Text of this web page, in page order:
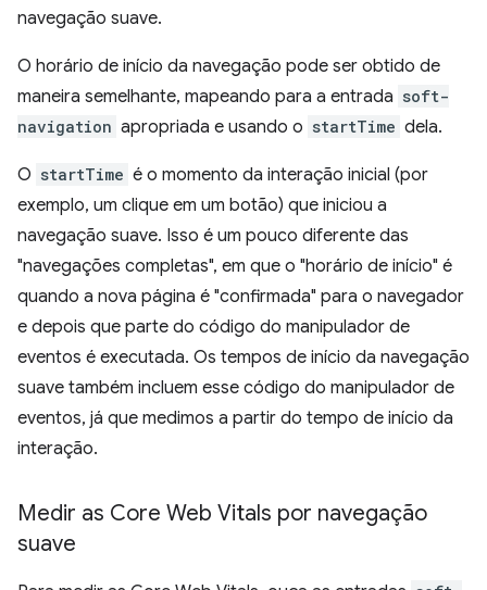
navegação suave.
O horário de início da navegação pode ser obtido de
maneira semelhante, mapeando para a entrada soft-
navigation apropriada e usando o startTime dela.
O startTime é o momento da interação inicial (por
exemplo, um clique em um botão) que iniciou a
navegação suave. Isso é um pouco diferente das
"navegações completas", em que o "horário de início" é
quando a nova página é "confirmada" para o navegador
e depois que parte do código do manipulador de
eventos é executada. Os tempos de início da navegação
suave também incluem esse código do manipulador de
eventos, já que medimos a partir do tempo de início da
interação.
Medir as Core Web Vitals por navegação
suave